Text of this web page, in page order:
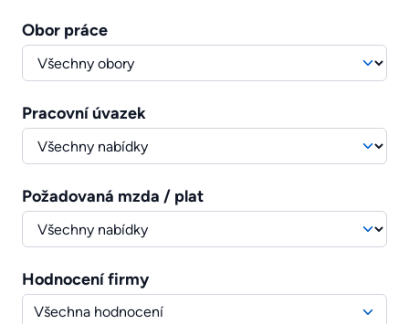
Obor práce
Pracovní úvazek
Požadovaná mzda / plat
Hodnocení firmy
Všechna hodnocení